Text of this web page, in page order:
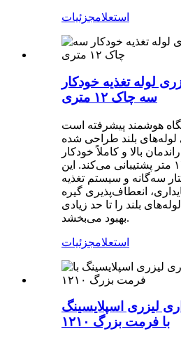
استعلامجزئیات
لوله تغذیه خودکار
سه چاک ۱۲ متری
هوشمند پیشرفته است
بلند طراحی شده
بالا و کاملاً خودکار
لوله‌ها تا طول ۱۲ متر پشتیبانی می‌کند. این
سه‌گانه و سیستم تغذیه
انعطاف‌پذیری گیره
بلند را تا حد زیادی
بهبود می‌بخشد.
استعلامجزئیات
لیزری اسپلایسینگ
با فرمت بزرگ ۱۲۱۰